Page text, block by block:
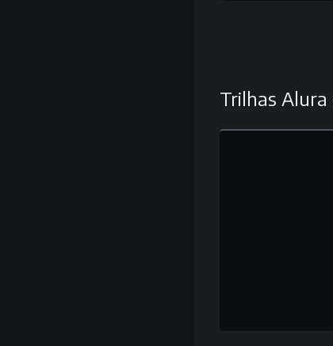
Trilhas Alura